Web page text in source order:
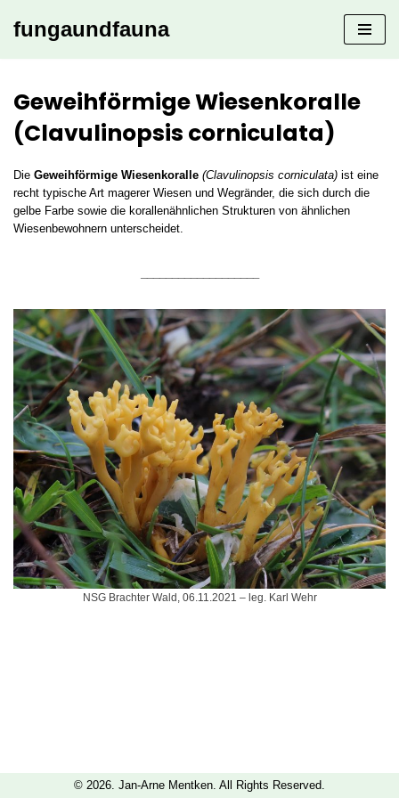
fungaundfauna
Geweihförmige Wiesenkoralle
(Clavulinopsis corniculata)
Die Geweihförmige Wiesenkoralle (Clavulinopsis corniculata) ist eine
recht typische Art magerer Wiesen und Wegränder, die sich durch die
gelbe Farbe sowie die korallenähnlichen Strukturen von ähnlichen
Wiesenbewohnern unterscheidet.
NSG Brachter Wald, 06.11.2021 – leg. Karl Wehr
© 2026. Jan-Arne Mentken. All Rights Reserved.